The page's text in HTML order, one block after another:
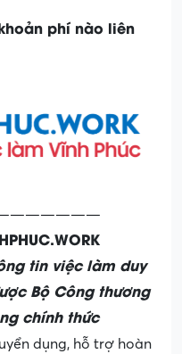
phí nào liên
tin việc làm duy
Bộ Công thương
chính thức
dụng, hỗ trợ hoàn